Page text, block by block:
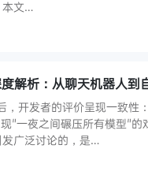
本文…
解析：从聊天机器人到
开发者的评价呈现一致性
"一夜之间碾压所有模型"
广泛讨论的，是…